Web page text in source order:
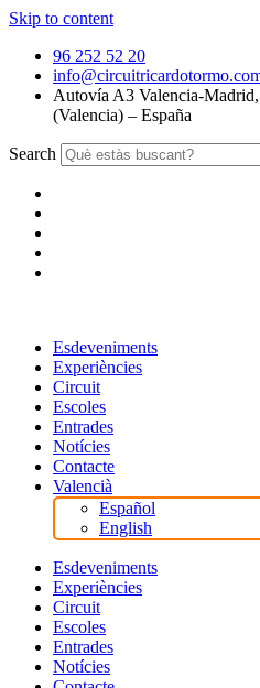
Skip to content
96 252 52 20
Autovía A3 Valencia-
(Valencia) – España
Search
Esdeveniments
Experiències
Circuit
Escoles
Entrades
Notícies
Contacte
Valencià
Español
English
Esdeveniments
Experiències
Circuit
Escoles
Entrades
Notícies